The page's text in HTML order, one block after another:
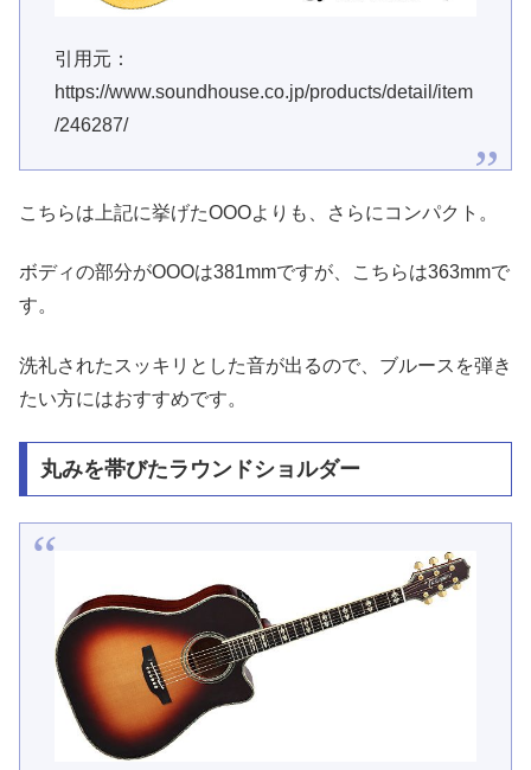
引用元：
https://www.soundhouse.co.jp/products/detail/item
/246287/
こちらは上記に挙げたOOOよりも、さらにコンパクト。
ボディの部分がOOOは381mmですが、こちらは363mmで
す。
洗礼されたスッキリとした音が出るので、ブルースを弾き
たい方にはおすすめです。
丸みを帯びたラウンドショルダー